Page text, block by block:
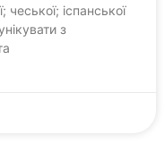
чеської; іспанської
з